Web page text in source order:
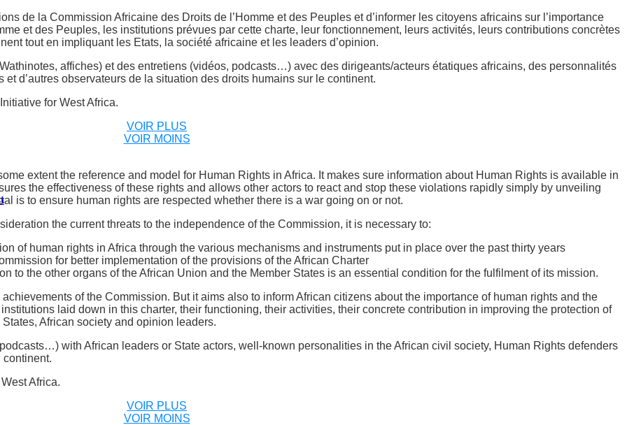
de la Commission Africaine des Droits de l’Homme et des Peuples et d’informer les citoyens africains sur l’importance
et des Peuples, les institutions prévues par cette charte, leur fonctionnement, leurs activités, leurs contributions concrètes
tout en impliquant les Etats, la société africaine et les leaders d’opinion.
affiches) et des entretiens (vidéos, podcasts…) avec des dirigeants/acteurs étatiques africains, des personnalités
d’autres observateurs de la situation des droits humains sur le continent.
for West Africa.
VOIR PLUS
VOIR MOINS
extent the reference and model for Human Rights in Africa. It makes sure information about Human Rights is available in
the effectiveness of these rights and allows other actors to react and stop these violations rapidly simply by unveiling
is to ensure human rights are respected whether there is a war going on or not.
the current threats to the independence of the Commission, it is necessary to:
of human rights in Africa through the various mechanisms and instruments put in place over the past thirty years
for better implementation of the provisions of the African Charter
to the other organs of the African Union and the Member States is an essential condition for the fulfilment of its mission.
of the Commission. But it aims also to inform African citizens about the importance of human rights and the
laid down in this charter, their functioning, their activities, their concrete contribution in improving the protection of
African society and opinion leaders.
with African leaders or State actors, well-known personalities in the African civil society, Human Rights defenders
continent.
Africa.
VOIR PLUS
VOIR MOINS